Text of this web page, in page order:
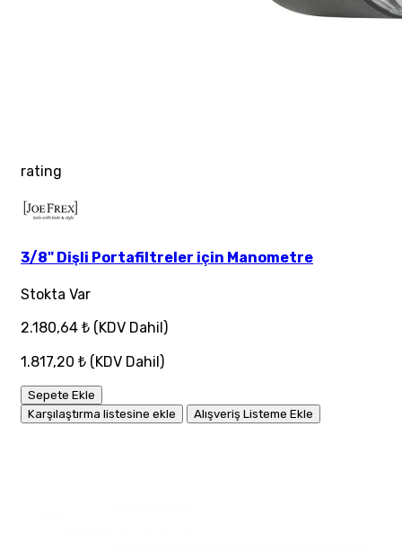
rating
3/8" Dişli Portafiltreler için Manometre
Stokta Var
2.180,64 ₺ (KDV Dahil)
1.817,20 ₺ (KDV Dahil)
Sepete Ekle
Karşılaştırma listesine ekle
Alışveriş Listeme Ekle